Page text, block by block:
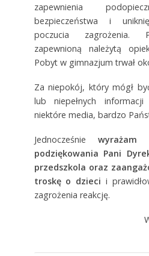
zapewnienia
bezpieczeństwa i
poczucia zagrożenia.
zapewnioną należytą
Pobyt w gimnazjum trwał
Za niepokój, który mógł
lub niepełnych
niektóre media, bardzo
Jednocześnie wyrażam
podziękowania Pani
przedszkola oraz
troskę o dzieci i
zagrożenia reakcję.